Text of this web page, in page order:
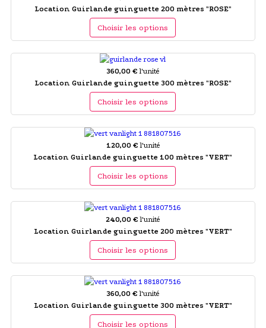
Location Guirlande guinguette 200 mètres "ROSE"
Choisir les options
360,00 € l'unité
Location Guirlande guinguette 300 mètres "ROSE"
Choisir les options
120,00 € l'unité
Location Guirlande guinguette 100 mètres "VERT"
Choisir les options
240,00 € l'unité
Location Guirlande guinguette 200 mètres "VERT"
Choisir les options
360,00 € l'unité
Location Guirlande guinguette 300 mètres "VERT"
Choisir les options